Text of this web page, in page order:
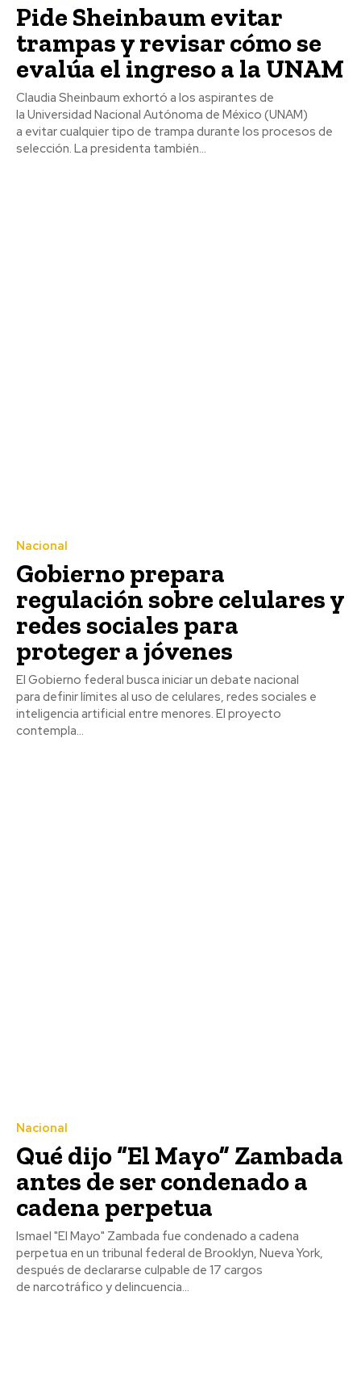
Pide Sheinbaum evitar
trampas y revisar cómo se
evalúa el ingreso a la UNAM
Claudia Sheinbaum exhortó a los aspirantes de
la Universidad Nacional Autónoma de México (UNAM)
a evitar cualquier tipo de trampa durante los procesos de
selección. La presidenta también...
Nacional
Gobierno prepara
regulación sobre celulares y
redes sociales para
proteger a jóvenes
El Gobierno federal busca iniciar un debate nacional
para definir límites al uso de celulares, redes sociales e
inteligencia artificial entre menores. El proyecto
contempla...
Nacional
Qué dijo “El Mayo” Zambada
antes de ser condenado a
cadena perpetua
Ismael "El Mayo" Zambada fue condenado a cadena
perpetua en un tribunal federal de Brooklyn, Nueva York,
después de declararse culpable de 17 cargos
de narcotráfico y delincuencia...